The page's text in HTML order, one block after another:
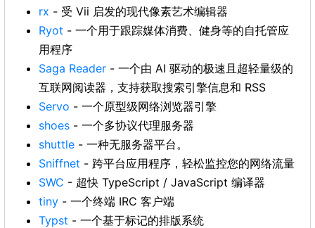
rx - 受 Vii 启发的现代像素艺术编辑器
Ryot - 一个用于跟踪媒体消费、健身等的自托管应
用程序
Saga Reader - 一个由 AI 驱动的极速且超轻量级的
互联网阅读器，支持获取搜索引擎信息和 RSS
Servo - 一个原型级网络浏览器引擎
shoes - 一个多协议代理服务器
shuttle - 一种无服务器平台。
Sniffnet - 跨平台应用程序，轻松监控您的网络流量
SWC - 超快 TypeScript / JavaScript 编译器
tiny - 一个终端 IRC 客户端
Typst - 一个基于标记的排版系统